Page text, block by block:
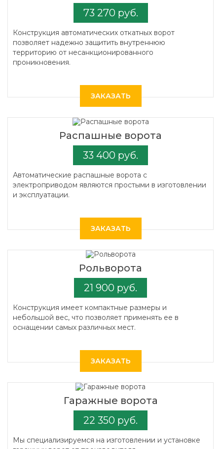
73 270 руб.
Конструкция автоматических откатных ворот
позволяет надежно защитить внутреннюю
территорию от несанкционированного
проникновения.
ЗАКАЗАТЬ
Распашные ворота
33 400 руб.
Автоматические распашные ворота с
электроприводом являются простыми в изготовлении
и эксплуатации.
ЗАКАЗАТЬ
Рольворота
21 900 руб.
Конструкция имеет компактные размеры и
небольшой вес, что позволяет применять ее в
оснащении самых различных мест.
ЗАКАЗАТЬ
Гаражные ворота
22 350 руб.
Мы специализируемся на изготовлении и установке